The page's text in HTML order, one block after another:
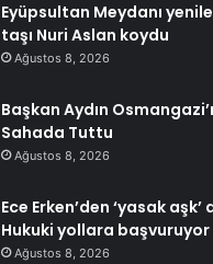
Eyüpsultan Meydanı
taşı Nuri Aslan koydu
Ağustos 8, 2026
Başkan Aydın
Sahada Tuttu
Ağustos 8, 2026
Ece Erken’den ‘yasak aşk’
Hukuki yollara başvuruyor
Ağustos 8, 2026